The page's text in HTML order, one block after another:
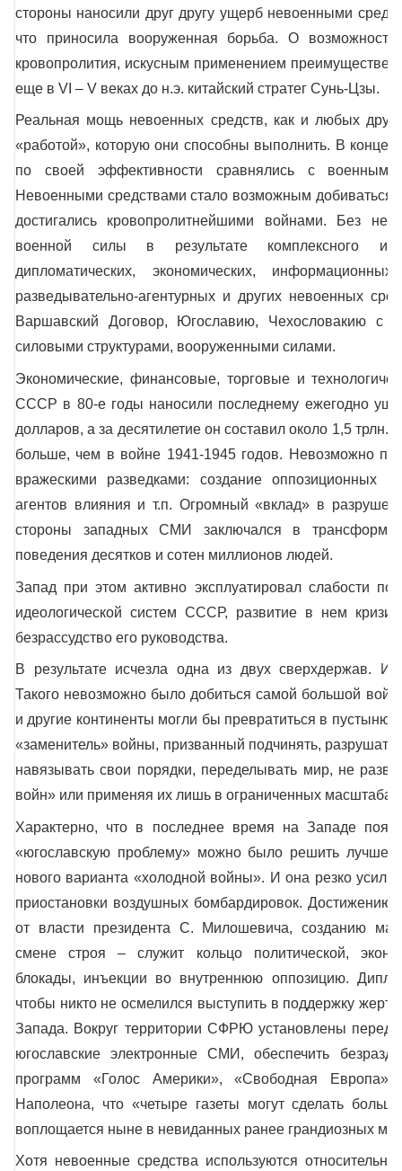
стороны наносили друг другу ущерб невоенными
что приносила вооруженная борьба. О возможности
кровопролития, искусным применением
еще в VI – V веках до н.э. китайский стратег Сунь-Цзы.
Реальная мощь невоенных средств, как и любых
«работой», которую они способны выполнить. В конце
по своей эффективности сравнялись с
Невоенными средствами стало возможным добиваться
достигались кровопролитнейшими войнами. Без
военной силы в результате комплексного
дипломатических, экономических, информационных,
разведывательно-агентурных и других невоенных
Варшавский Договор, Югославию, Чехословакию с
силовыми структурами, вооруженными силами.
Экономические, финансовые, торговые и
СССР в 80-е годы наносили последнему ежегодно
долларов, а за десятилетие он составил около 1,5 трлн.
больше, чем в войне 1941-1945 годов. Невозможно
вражескими разведками: создание оппозиционных
агентов влияния и т.п. Огромный «вклад» в
стороны западных СМИ заключался в
поведения десятков и сотен миллионов людей.
Запад при этом активно эксплуатировал слабости
идеологической систем СССР, развитие в нем
безрассудство его руководства.
В результате исчезла одна из двух сверхдержав.
Такого невозможно было добиться самой большой
и другие континенты могли бы превратиться в пустыню.
«заменитель» войны, призванный подчинять,
навязывать свои порядки, переделывать мир, не
войн» или применяя их лишь в ограниченных
Характерно, что в последнее время на Западе
«югославскую проблему» можно было решить лучше
нового варианта «холодной войны». И она резко
приостановки воздушных бомбардировок. Достижению
от власти президента С. Милошевича, созданию
смене строя – служит кольцо политической,
блокады, инъекции во внутреннюю оппозицию.
чтобы никто не осмелился выступить в поддержку
Запада. Вокруг территории СФРЮ установлены
югославские электронные СМИ, обеспечить
программ «Голос Америки», «Свободная
Наполеона, что «четыре газеты могут сделать
воплощается ныне в невиданных ранее грандиозных
Хотя невоенные средства используются